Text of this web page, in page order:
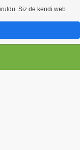
Siz de kendi web